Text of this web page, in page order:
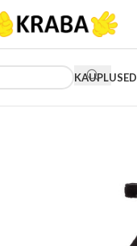
KAUPLUSED